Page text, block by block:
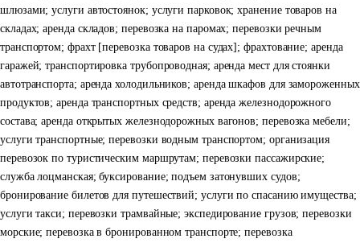
шлюзами; услуги автостоянок; услуги парковок; хранение товаров на
складах; аренда складов; перевозка на паромах; перевозки речным
транспортом; фрахт [перевозка товаров на судах]; фрахтование; аренда
гаражей; транспортировка трубопроводная; аренда мест для стоянки
автотранспорта; аренда холодильников; аренда шкафов для замороженных
продуктов; аренда транспортных средств; аренда железнодорожного
состава; аренда открытых железнодорожных вагонов; перевозка мебели;
услуги транспортные; перевозки водным транспортом; организация
перевозок по туристическим маршрутам; перевозки пассажирские;
служба лоцманская; буксирование; подъем затонувших судов;
бронирование билетов для путешествий; услуги по спасанию имущества;
услуги такси; перевозки трамвайные; экспедирование грузов; перевозки
морские; перевозка в бронированном транспорте; перевозка